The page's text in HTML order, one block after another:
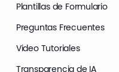
Plantillas de Formulario
Preguntas Frecuentes
Video Tutoriales
Transparencia de IA